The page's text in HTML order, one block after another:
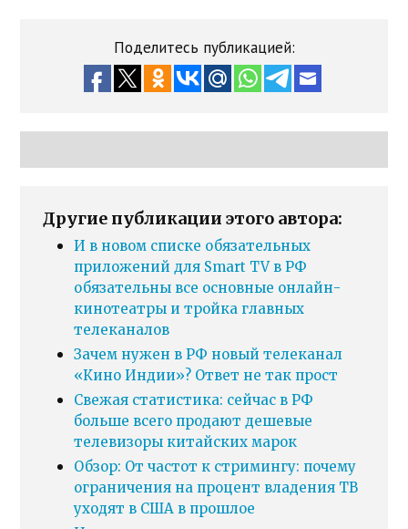
Поделитесь публикацией:
Другие публикации этого автора:
И в новом списке обязательных
приложений для Smart TV в РФ
обязательны все основные онлайн-
кинотеатры и тройка главных
телеканалов
Зачем нужен в РФ новый телеканал
«Кино Индии»? Ответ не так прост
Свежая статистика: сейчас в РФ
больше всего продают дешевые
телевизоры китайских марок
Обзор: От частот к стримингу: почему
ограничения на процент владения ТВ
уходят в США в прошлое